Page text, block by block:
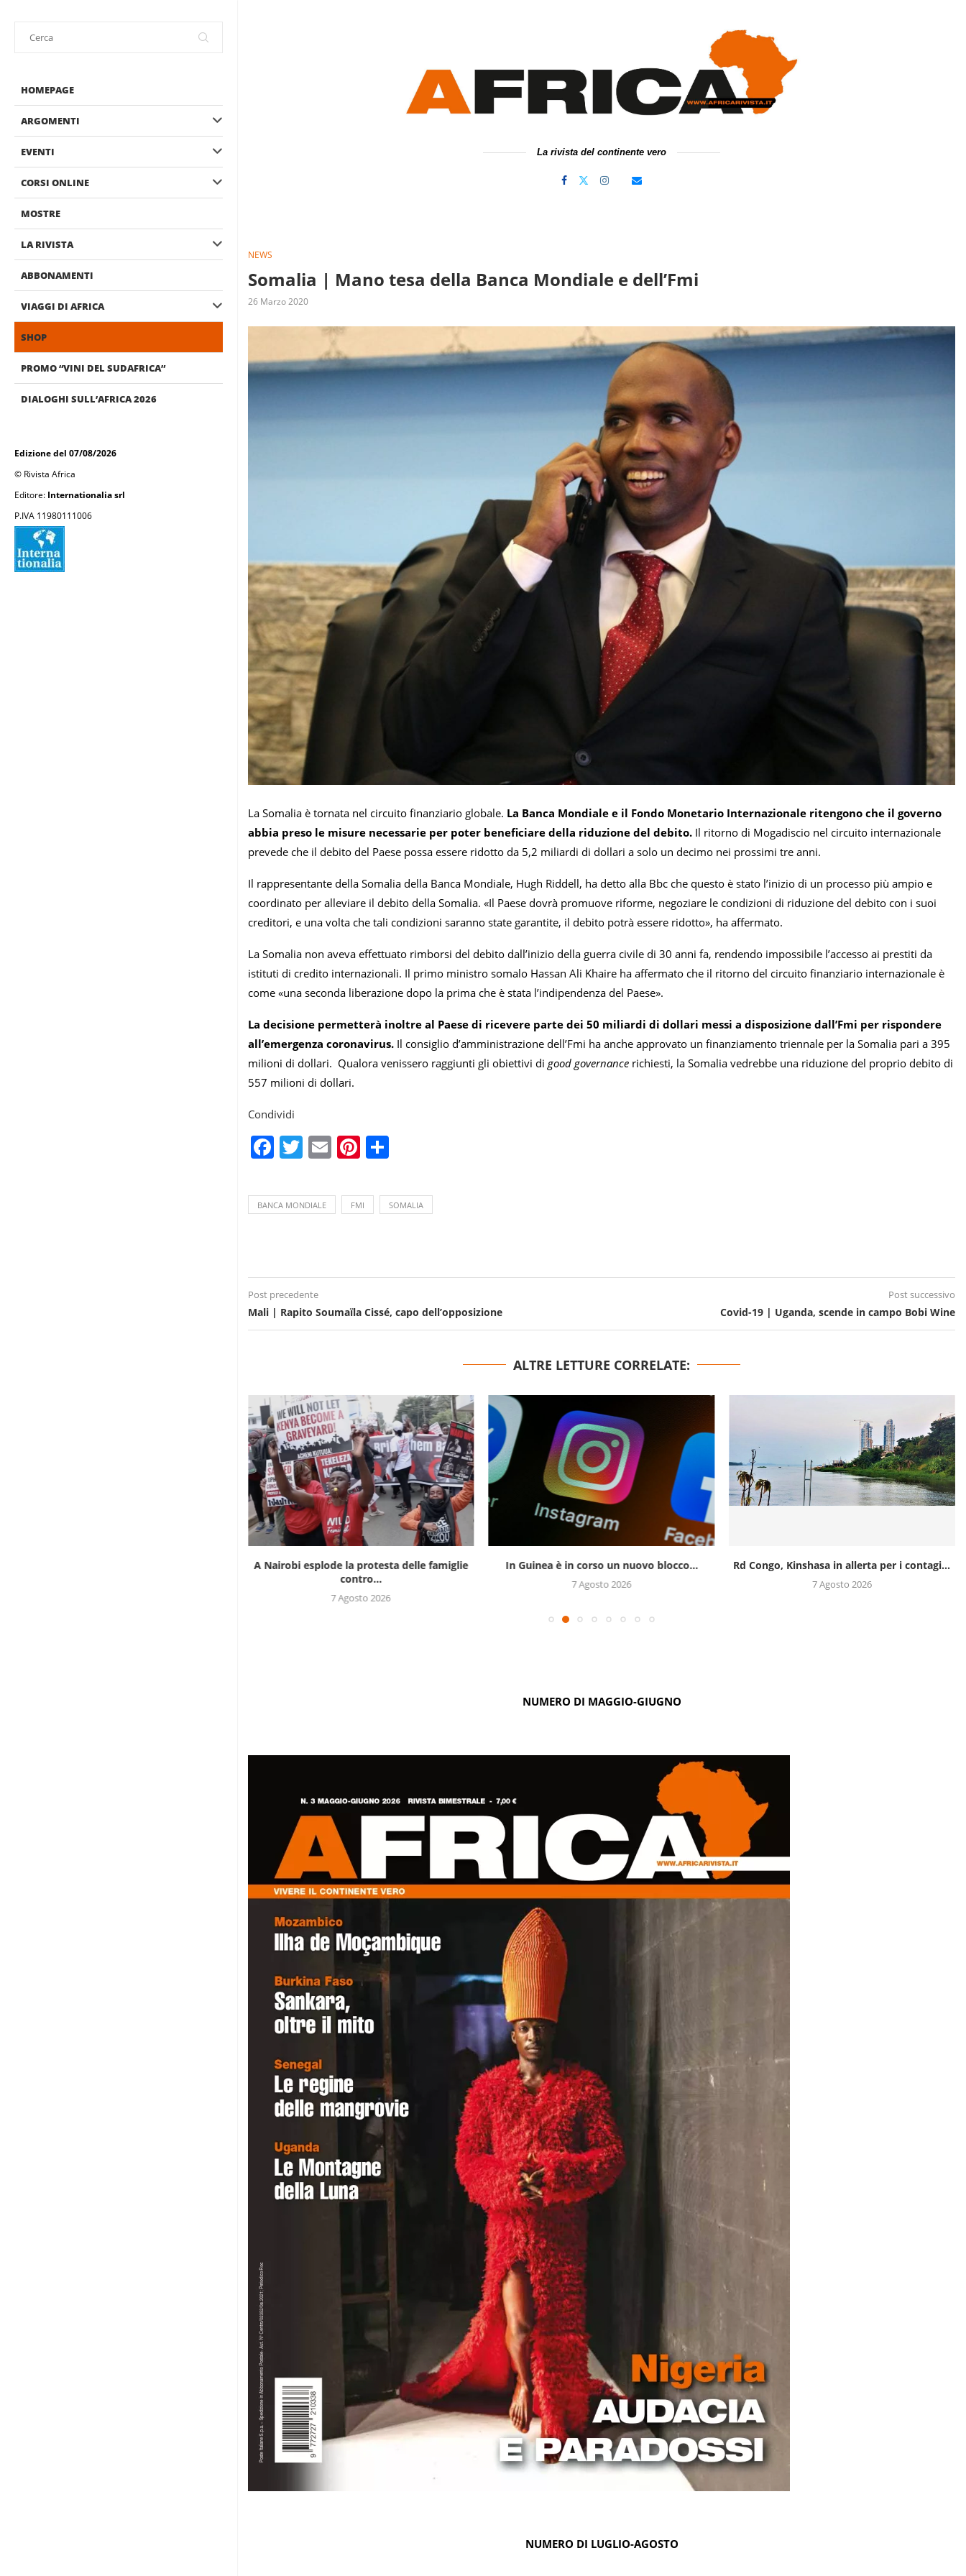
HOMEPAGE
ARGOMENTI
EVENTI
CORSI ONLINE
MOSTRE
LA RIVISTA
ABBONAMENTI
VIAGGI DI AFRICA
SHOP
PROMO “VINI DEL SUDAFRICA”
DIALOGHI SULL’AFRICA 2026
Edizione del 07/08/2026
© Rivista Africa
Editore: Internationalia srl
P.IVA 11980111006
La rivista del continente vero
NEWS
Somalia | Mano tesa della Banca Mondiale e dell’Fmi
26 Marzo 2020
La Somalia è tornata nel circuito finanziario globale. La Banca Mondiale e il Fondo Monetario Internazionale ritengono che il governo
abbia preso le misure necessarie per poter beneficiare della riduzione del debito. Il ritorno di Mogadiscio nel circuito internazionale
prevede che il debito del Paese possa essere ridotto da 5,2 miliardi di dollari a solo un decimo nei prossimi tre anni.
Il rappresentante della Somalia della Banca Mondiale, Hugh Riddell, ha detto alla Bbc che questo è stato l’inizio di un processo più ampio e
coordinato per alleviare il debito della Somalia. «Il Paese dovrà promuove riforme, negoziare le condizioni di riduzione del debito con i suoi
creditori, e una volta che tali condizioni saranno state garantite, il debito potrà essere ridotto», ha affermato.
La Somalia non aveva effettuato rimborsi del debito dall’inizio della guerra civile di 30 anni fa, rendendo impossibile l’accesso ai prestiti da
istituti di credito internazionali. Il primo ministro somalo Hassan Ali Khaire ha affermato che il ritorno del circuito finanziario internazionale è
come «una seconda liberazione dopo la prima che è stata l’indipendenza del Paese».
La decisione permetterà inoltre al Paese di ricevere parte dei 50 miliardi di dollari messi a disposizione dall’Fmi per rispondere
all’emergenza coronavirus. Il consiglio d’amministrazione dell’Fmi ha anche approvato un finanziamento triennale per la Somalia pari a 395
milioni di dollari. Qualora venissero raggiunti gli obiettivi di good governance richiesti, la Somalia vedrebbe una riduzione del proprio debito di
557 milioni di dollari.
Condividi
Facebook
Twitter
EmailPinterest
BANCA MONDIALE FMI SOMALIA
Post precedente
Mali | Rapito Soumaïla Cissé, capo dell’opposizione
Post successivo
Covid-19 | Uganda, scende in campo Bobi Wine
ALTRE LETTURE CORRELATE:
A Nairobi esplode la protesta delle famiglie
contro...
7 Agosto 2026
In Guinea è in corso un nuovo blocco...
7 Agosto 2026
Rd Congo, Kinshasa in allerta per i contagi...
7 Agosto 2026
NUMERO DI MAGGIO-GIUGNO
NUMERO DI LUGLIO-AGOSTO